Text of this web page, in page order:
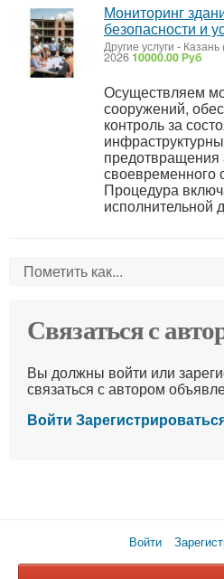
Мониторинг
безопасности и
Другие услуги - Казань
202610000.00 Руб
Осуществляем
сооружений,
контроль за
предотвращения
своевременного
Процедура
исполнительной
Пометить как...
Связаться с
Вы должны войти или
связаться с автором
Войти
Войти